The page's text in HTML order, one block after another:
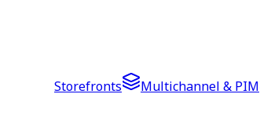
Storefronts
Multichannel & PIM